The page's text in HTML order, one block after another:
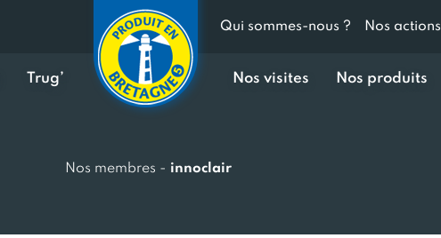
Qui sommes-nous ? Nos actions
Trug’ Nos visites Nos produits
Nos membres - innoclair